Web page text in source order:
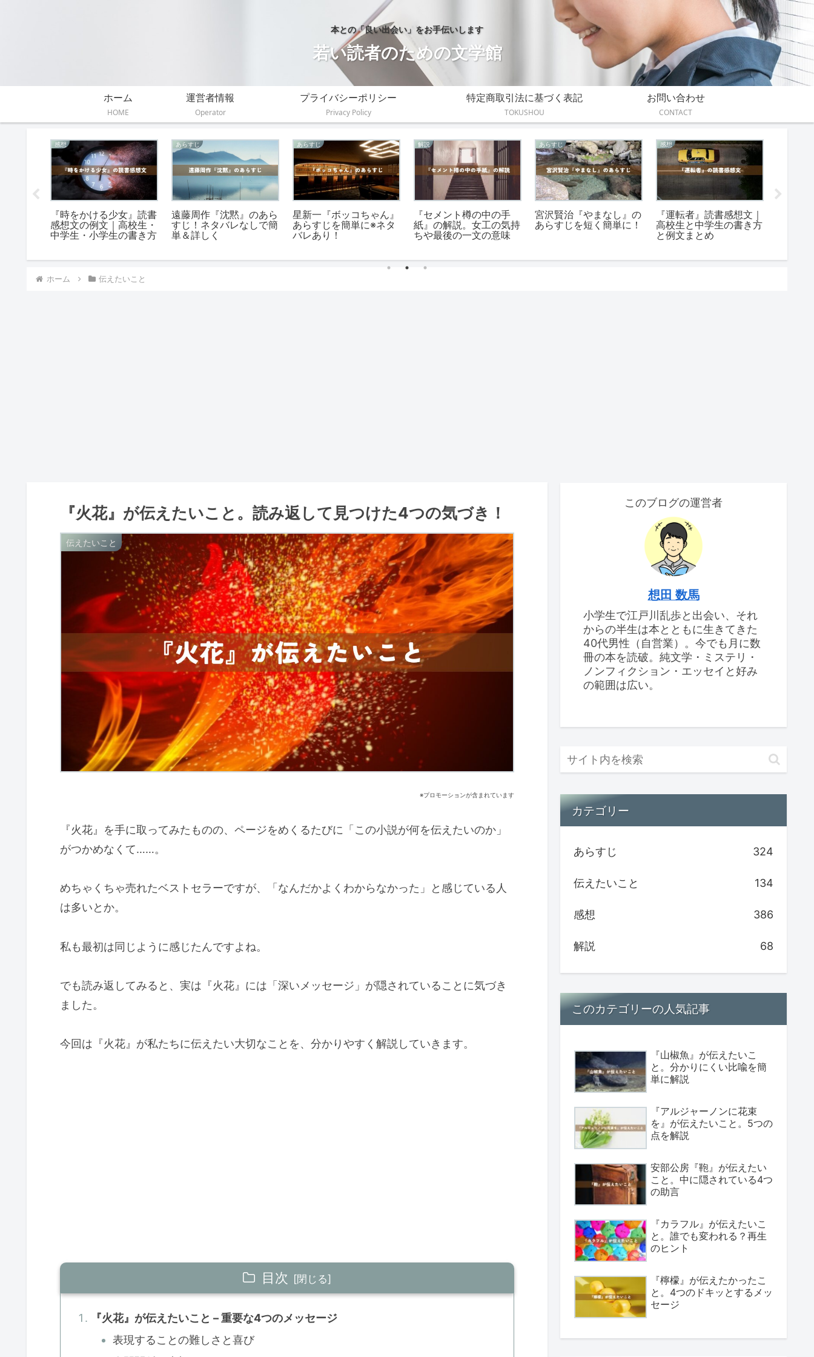
本との「良い出会い」をお手伝いします
若い読者のための文学館
ホーム
HOME
運営者情報
Operator
プライバシーポリシー
Privacy Policy
特定商取引法に基づく表記
TOKUSHOU
お問い合わせ
CONTACT
伝えたいこと
『風の又三郎』が伝えた
かったこと！4つの激熱
メッセージ
あらすじ
小説『白鯨』のあらすじ
を簡単に（結末までネタ
バレあり）
あらすじ
『注文の多い料理店』の
あらすじを短く簡単に！
100文字＆200文字
解説
カフカ『変身』の考察！
5つの観点から物語の真
の意味を解明
感想
『人間失格』読書感想文
の例文【高校生・中学
感想
『ふたりはともだち』の
読書感想文｜例文2パタ
ーンと書き方
ホーム 伝えたいこと
『火花』が伝えたいこと。読み返して見つけた4つの気づき！
伝えたいこと
※プロモーションが含まれています
『火花』を手に取ってみたものの、ページをめくるたびに「この小説が何を伝えたいのか」
がつかめなくて……。
めちゃくちゃ売れたベストセラーですが、「なんだかよくわからなかった」と感じている人
は多いとか。
私も最初は同じように感じたんですよね。
でも読み返してみると、実は『火花』には「深いメッセージ」が隠されていることに気づき
ました。
今回は『火花』が私たちに伝えたい大切なことを、分かりやすく解説していきます。
目次
『火花』が伝えたいこと – 重要な4つのメッセージ
表現することの難しさと喜び
このブログの運営者
想田 数馬
小学生で江戸川乱歩と出会い、それ
からの半生は本とともに生きてきた
40代男性（自営業）。今でも月に数
冊の本を読破。純文学・ミステリ・
ノンフィクション・エッセイと好み
の範囲は広い。
カテゴリー
あらすじ 324
伝えたいこと 134
感想 386
解説 68
このカテゴリーの人気記事
『山椒魚』が伝えたいこ
と。分かりにくい比喩を簡
単に解説
『アルジャーノンに花束
を』が伝えたいこと。5つの
点を解説
安部公房『鞄』が伝えたい
こと。中に隠されている4つ
の助言
『カラフル』が伝えたいこ
と。誰でも変われる？再生
のヒント
『檸檬』が伝えたかったこ
と。4つのドキッとするメッ
セージ